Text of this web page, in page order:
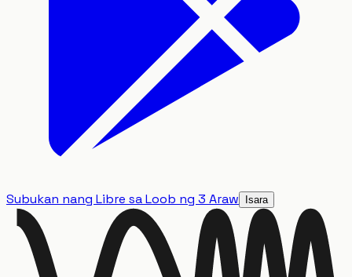
Subukan nang Libre sa Loob ng 3 Araw Isara